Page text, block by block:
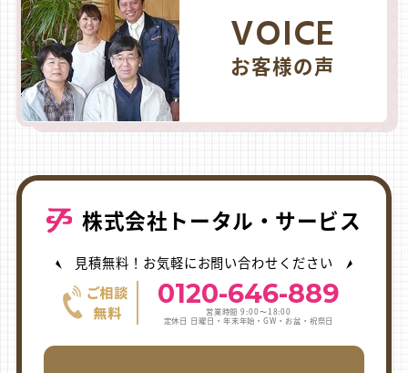
VOICE
お客様の声
株式会社トータル・サービス
見積無料！お気軽にお問い合わせください
0120-646-889
営業時間 9:00〜18:00
定休日 日曜日・年末年始・GW・お盆・祝祭日